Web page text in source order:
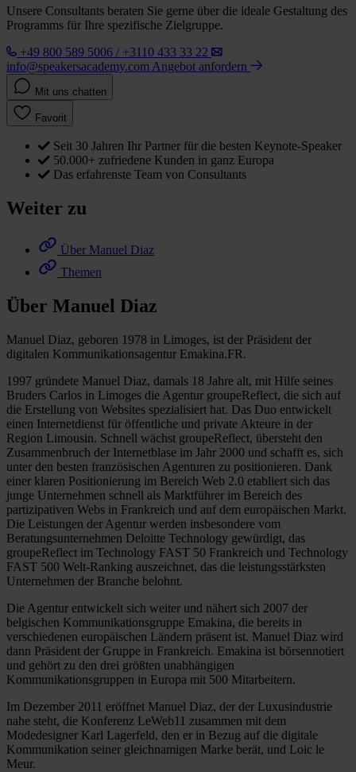
Unsere Consultants beraten Sie gerne über die ideale Gestaltung des
Programms für Ihre spezifische Zielgruppe.
+49 800 589 5006 / +3110 433 33 22
info@speakersacademy.com Angebot anfordern
Mit uns chatten
Favorit
Seit 30 Jahren Ihr Partner für die besten Keynote-Speaker
50.000+ zufriedene Kunden in ganz Europa
Das erfahrenste Team von Consultants
Weiter zu
Über Manuel Diaz
Themen
Über Manuel Diaz
Manuel Diaz, geboren 1978 in Limoges, ist der Präsident der
digitalen Kommunikationsagentur Emakina.FR.
1997 gründete Manuel Diaz, damals 18 Jahre alt, mit Hilfe seines
Bruders Carlos in Limoges die Agentur groupeReflect, die sich auf
die Erstellung von Websites spezialisiert hat. Das Duo entwickelt
einen Internetdienst für öffentliche und private Akteure in der
Region Limousin. Schnell wächst groupeReflect, übersteht den
Zusammenbruch der Internetblase im Jahr 2000 und schafft es, sich
unter den besten französischen Agenturen zu positionieren. Dank
einer klaren Positionierung im Bereich Web 2.0 etabliert sich das
junge Unternehmen schnell als Marktführer im Bereich des
partizipativen Webs in Frankreich und auf dem europäischen Markt.
Die Leistungen der Agentur werden insbesondere vom
Beratungsunternehmen Deloitte Technology gewürdigt, das
groupeReflect im Technology FAST 50 Frankreich und Technology
FAST 500 Welt-Ranking auszeichnet, das die leistungsstärksten
Unternehmen der Branche belohnt.
Die Agentur entwickelt sich weiter und nähert sich 2007 der
belgischen Kommunikationsgruppe Emakina, die bereits in
verschiedenen europäischen Ländern präsent ist. Manuel Diaz wird
dann Präsident der Gruppe in Frankreich. Emakina ist börsennotiert
und gehört zu den drei größten unabhängigen
Kommunikationsgruppen in Europa mit 500 Mitarbeitern.
Im Dezember 2011 eröffnet Manuel Diaz, der der Luxusindustrie
nahe steht, die Konferenz LeWeb11 zusammen mit dem
Modedesigner Karl Lagerfeld, den er in Bezug auf die digitale
Kommunikation seiner gleichnamigen Marke berät, und Loic le
Meur.